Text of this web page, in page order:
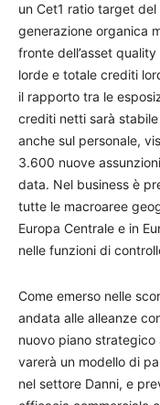
un Cet1 ratio target
generazione organica
fronte dell’asset
lorde e totale crediti
il rapporto tra le
crediti netti sarà
anche sul personale,
3.600 nuove
data. Nel business è
tutte le macroaree
Europa Centrale e in
nelle funzioni di
Come emerso nelle
andata alle alleanze
nuovo piano
varerà un modello di
nel settore Danni, e